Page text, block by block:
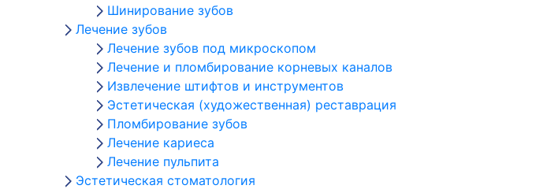
Шинирование зубов
Лечение зубов
Лечение зубов под микроскопом
Лечение и пломбирование корневых каналов
Извлечение штифтов и инструментов
Эстетическая (художественная) реставрация
Пломбирование зубов
Лечение кариеса
Лечение пульпита
Эстетическая стоматология